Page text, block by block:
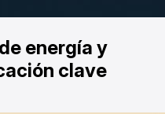
energía y
clave